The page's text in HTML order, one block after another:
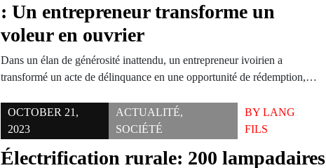
: Un entrepreneur transforme un
voleur en ouvrier
Dans un élan de générosité inattendu, un entrepreneur ivoirien a
transformé un acte de délinquance en une opportunité de rédemption,…
OCTOBER 21,
2023
ACTUALITÉ,
SOCIÉTÉ
BYLANG
FILS
Électrification rurale: 200 lampadaires